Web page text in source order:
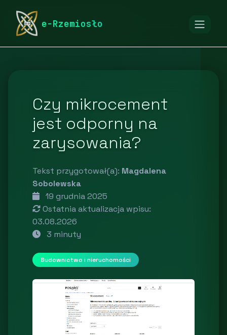
e-Rzemiosło
rymarstwo-poznan.pl
Budownictwo i nieruchomości
Czy mikrocement
jest odporny na
zarysowania?
Tekst przygotował(a): Magdalena
Sobolewska
19 grudnia 2025
Ostatnia aktualizacja wpisu:
03.08.2026
3 minuty
Budownictwo i nieruchomości